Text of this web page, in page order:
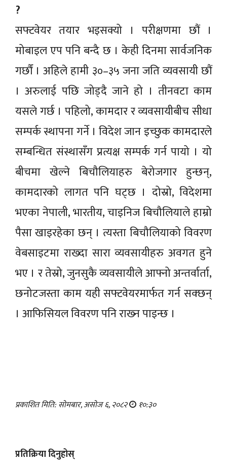
?
सफ्टवेयर तयार भइसक्यो । परीक्षणमा छौं ।
मोबाइल एप पनि बन्दै छ । केही दिनमा सार्वजनिक
गर्छौं । अहिले हामी ३०–३५ जना जति व्यवसायी छौं
। अरुलाई पछि जोड्दै जाने हो । तीनवटा काम
यसले गर्छ । पहिलो, कामदार र व्यवसायीबीच सीधा
सम्पर्क स्थापना गर्ने । विदेश जान इच्छुक कामदारले
सम्बन्धित संस्थासँग प्रत्यक्ष सम्पर्क गर्न पायो । यो
बीचमा खेल्ने बिचौलियाहरु बेरोजगार हुन्छन्,
कामदारको लागत पनि घट्छ । दोस्रो, विदेशमा
भएका नेपाली, भारतीय, चाइनिज बिचौलियाले हाम्रो
पैसा खाइरहेका छन् । त्यस्ता बिचौलियाको विवरण
वेबसाइटमा राख्दा सारा व्यवसायीहरु अवगत हुने
भए । र तेस्रो, जुनसुकै व्यवसायीले आफ्नो अन्तर्वार्ता,
छनोटजस्ता काम यही सफ्टवेयरमार्फत गर्न सक्छन्
। आफिसियल विवरण पनि राख्‍न पाइन्छ ।
प्रकाशित मिति: सोमबार, असोज ६, २०८२ १०:३०
प्रतिक्रिया दिनुहोस्